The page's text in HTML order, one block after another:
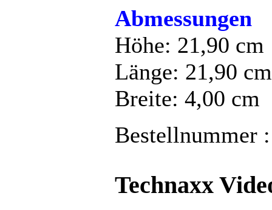
Abmessungen
Höhe: 21,90 cm
Länge: 21,90 cm
Breite: 4,00 cm
Bestellnummer :
Technaxx